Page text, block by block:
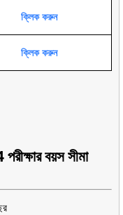
ক্লিক করুন
ক্লিক করুন
বয়স সীমা